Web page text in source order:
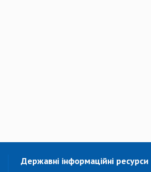
Державні інформаційні ресурси